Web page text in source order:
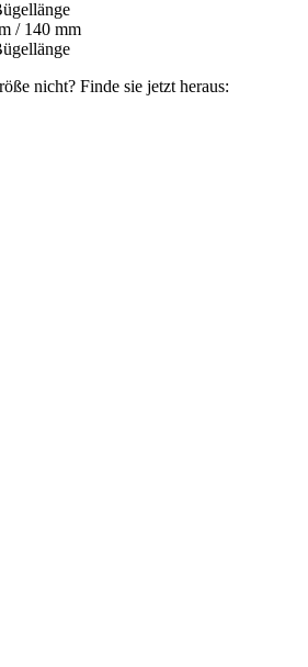
/ 140 mm
nicht? Finde sie jetzt heraus: